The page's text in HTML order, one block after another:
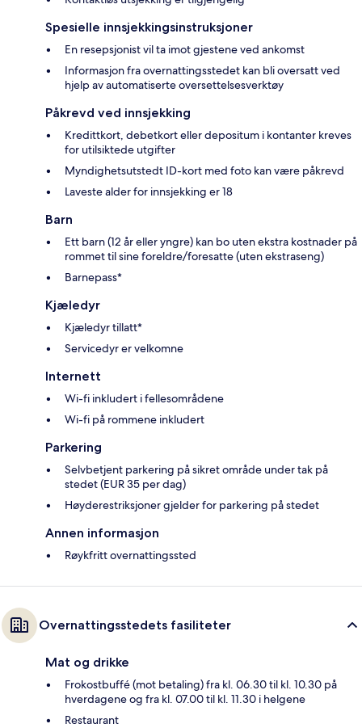
Spesielle innsjekkingsinstruksjoner
En resepsjonist vil ta imot gjestene ved ankomst
Informasjon fra overnattingsstedet kan bli oversatt ved
hjelp av automatiserte oversettelsesverktøy
Påkrevd ved innsjekking
Kredittkort, debetkort eller depositum i kontanter kreves
for utilsiktede utgifter
Myndighetsutstedt ID-kort med foto kan være påkrevd
Laveste alder for innsjekking er 18
Barn
Ett barn (12 år eller yngre) kan bo uten ekstra kostnader på
rommet til sine foreldre/foresatte (uten ekstraseng)
Barnepass*
Kjæledyr
Kjæledyr tillatt*
Servicedyr er velkomne
Internett
Wi-fi inkludert i fellesområdene
Wi-fi på rommene inkludert
Parkering
Selvbetjent parkering på sikret område under tak på
stedet (EUR 35 per dag)
Høyderestriksjoner gjelder for parkering på stedet
Annen informasjon
Røykfritt overnattingssted
Overnattingsstedets fasiliteter
Mat og drikke
Frokostbuffé (mot betaling) fra kl. 06.30 til kl. 10.30 på
hverdagene og fra kl. 07.00 til kl. 11.30 i helgene
Restaurant